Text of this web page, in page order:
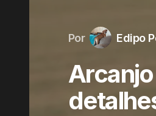
Por Edipo